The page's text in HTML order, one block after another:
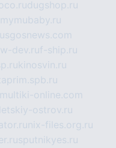
dugshop.ru
mymubaby.ru
rusgosnews.com
w-dev.ruf-ship.ru
kinosvin.ru
multiki-online.com
ostrov.ru
nix-files.org.ru
sputnikyes.ru